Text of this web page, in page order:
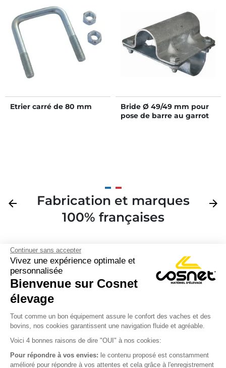
Continuer sans accepter
Vivez une expérience optimale et
personnalisée
Bienvenue sur Cosnet
élevage
Tout comme un bon équipement assure le confort des vaches et des
bovins, nos cookies garantissent une navigation fluide et agréable.
Voici 4 bonnes raisons de dire "OUI" à nos cookies:
Pour répondre à vos envies: le contenu proposé est constamment
amélioré pour répondre à vos attentes et cela grâce à l'enregistrement
Etrier carré de 80 mm
Bride Ø 49/49 mm pour
pose de barre au garrot
Précédent
arrow_back
Fabrication et marques
100% françaises
arrow_forward